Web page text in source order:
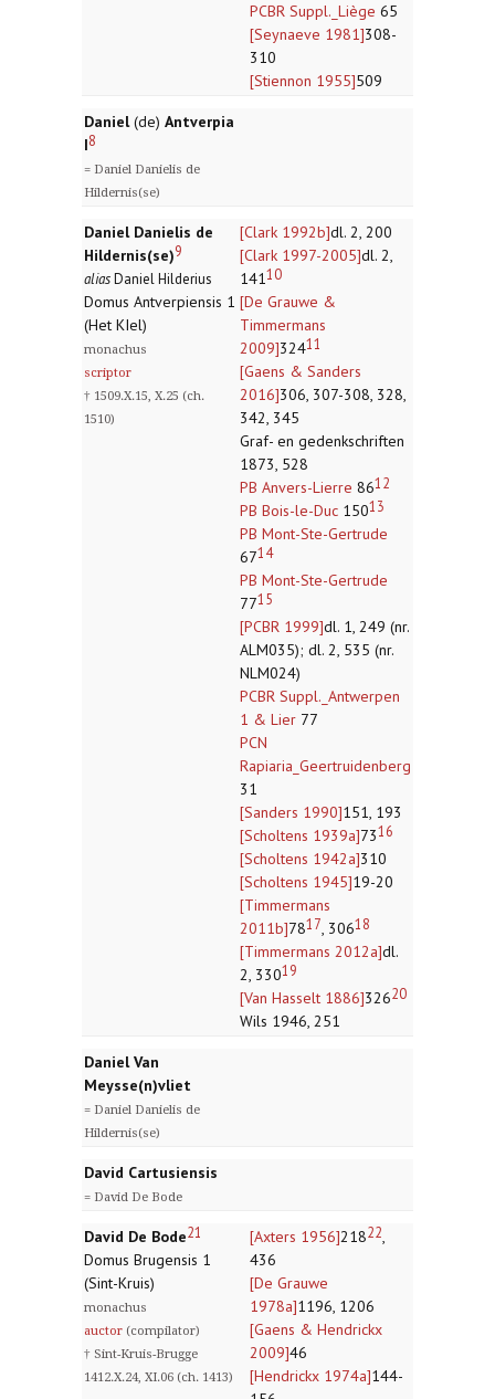
PCBR Suppl._Liège 65
[Seynaeve 1981]308-
310
[Stiennon 1955]509
Daniel(de) Antverpia
I8
= Daniel Danielis de
Hildernis(se)
Daniel Danielis de
Hildernis(se)9
aliasDaniel Hilderius
Domus Antverpiensis 1
(Het KIel)
monachus
scriptor
† 1509.X.15, X.25 (ch.
1510)
[Clark 1992b]dl. 2, 200
[Clark 1997-2005]dl. 2,
14110
[De Grauwe &
Timmermans
2009]32411
[Gaens & Sanders
2016]306, 307-308, 328,
342, 345
Graf- en gedenkschriften
1873, 528
PB Anvers-Lierre 8612
PB Bois-le-Duc 15013
PB Mont-Ste-Gertrude
6714
PB Mont-Ste-Gertrude
7715
[PCBR 1999]dl. 1, 249 (nr.
ALM035); dl. 2, 535 (nr.
NLM024)
PCBR Suppl._Antwerpen
1 & Lier 77
PCN
Rapiaria_Geertruidenberg
31
[Sanders 1990]151, 193
[Scholtens 1939a]7316
[Scholtens 1942a]310
[Scholtens 1945]19-20
[Timmermans
2011b]7817, 30618
[Timmermans 2012a]dl.
2, 33019
[Van Hasselt 1886]32620
Wils 1946, 251
Daniel Van
Meysse(n)vliet
= Daniel Danielis de
Hildernis(se)
David Cartusiensis
= David De Bode
David De Bode21
Domus Brugensis 1
(Sint-Kruis)
monachus
auctor (compilator)
† Sint-Kruis-Brugge
1412.X.24, XI.06 (ch. 1413)
[Axters 1956]21822,
436
[De Grauwe
1978a]1196, 1206
[Gaens & Hendrickx
2009]46
[Hendrickx 1974a]144-